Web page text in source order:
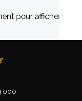
pour afficher
000